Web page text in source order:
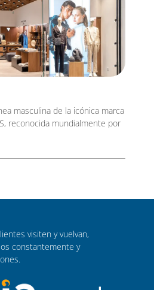
masculina de la icónica marca
reconocida mundialmente por
visiten y vuelvan,
constantemente y